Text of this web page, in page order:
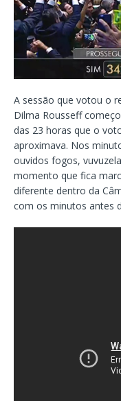
A sessão que votou o
Dilma Rousseff
das 23 horas que o
aproximava. Nos
ouvidos fogos,
momento que fica
diferente dentro da
com os minutos antes